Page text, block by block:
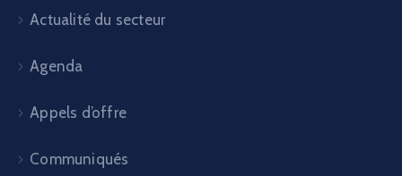
Actualité du secteur
Agenda
Appels d’offre
Communiqués